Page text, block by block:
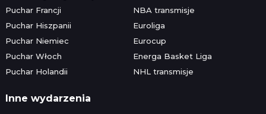
Puchar Francji
Puchar Hiszpanii
Puchar Niemiec
Puchar Włoch
Puchar Holandii
NBA transmisje
Euroliga
Eurocup
Energa Basket Liga
NHL transmisje
Inne wydarzenia